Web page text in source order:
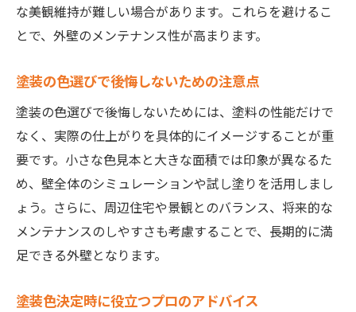
な美観維持が難しい場合があります。これらを避けるこ
とで、外壁のメンテナンス性が高まります。
塗装の色選びで後悔しないための注意点
塗装の色選びで後悔しないためには、塗料の性能だけで
なく、実際の仕上がりを具体的にイメージすることが重
要です。小さな色見本と大きな面積では印象が異なるた
め、壁全体のシミュレーションや試し塗りを活用しまし
ょう。さらに、周辺住宅や景観とのバランス、将来的な
メンテナンスのしやすさも考慮することで、長期的に満
足できる外壁となります。
塗装色決定時に役立つプロのアドバイス